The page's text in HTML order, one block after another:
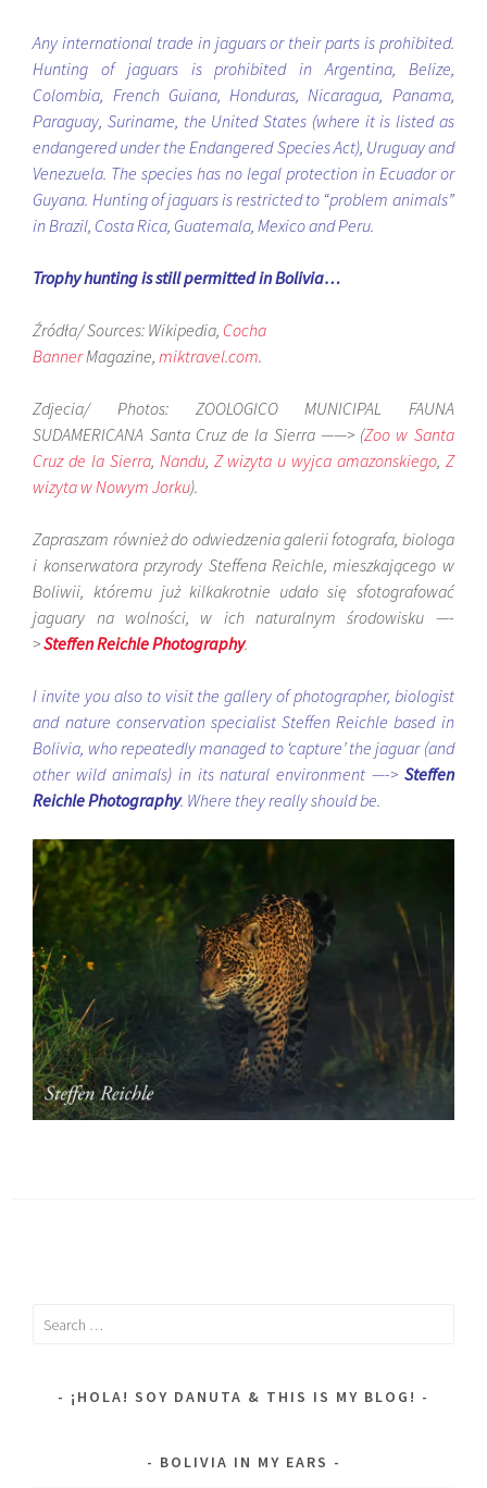
Any international trade in jaguars or their parts is prohibited.
Hunting of jaguars is prohibited in Argentina, Belize,
Colombia, French Guiana, Honduras, Nicaragua, Panama,
Paraguay, Suriname, the United States (where it is listed as
endangered under the Endangered Species Act), Uruguay and
Venezuela. The species has no legal protection in Ecuador or
Guyana. Hunting of jaguars is restricted to “problem animals”
in Brazil, Costa Rica, Guatemala, Mexico and Peru.
Trophy hunting is still permitted in Bolivia…
Źródła/ Sources: Wikipedia, Cocha
BannerMagazine,miktravel.com.
Zdjecia/ Photos: ZOOLOGICO MUNICIPAL FAUNA
SUDAMERICANA Santa Cruz de la Sierra ——> (Zoo w Santa
Cruz de la Sierra, Nandu, Z wizyta u wyjca amazonskiego, Z
wizyta w Nowym Jorku).
Zapraszam również do odwiedzenia galerii fotografa, biologa
i konserwatora przyrody Steffena Reichle, mieszkającego w
Boliwii, któremu już kilkakrotnie udało się sfotografować
jaguary na wolności, w ich naturalnym środowisku —-
>Steffen Reichle Photography.
I invite you also to visit the gallery of photographer, biologist
and nature conservation specialist Steffen Reichle based in
Bolivia, who repeatedly managed to ‘capture’ the jaguar (and
other wild animals) in its natural environment —-> Steffen
Reichle Photography. Where they really should be.
Search
¡HOLA! SOY DANUTA & THIS IS MY BLOG!
BOLIVIA IN MY EARS